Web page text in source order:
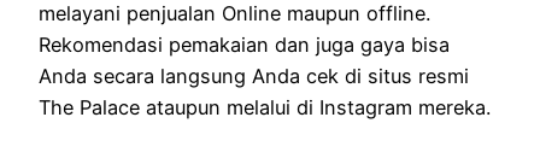
melayani penjualan Online maupun offline.
Rekomendasi pemakaian dan juga gaya bisa
Anda secara langsung Anda cek di situs resmi
The Palace ataupun melalui di Instagram mereka.